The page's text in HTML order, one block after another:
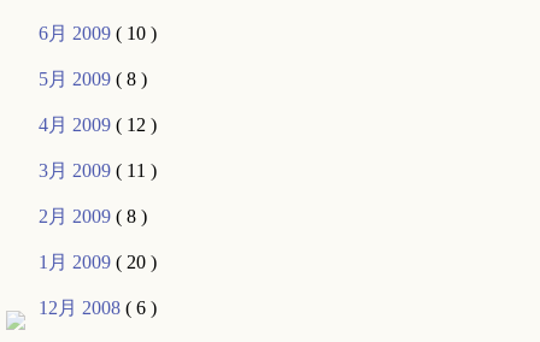
6月 2009( 10 )
5月 2009( 8 )
4月 2009( 12 )
3月 2009( 11 )
2月 2009( 8 )
1月 2009( 20 )
12月 2008( 6 )